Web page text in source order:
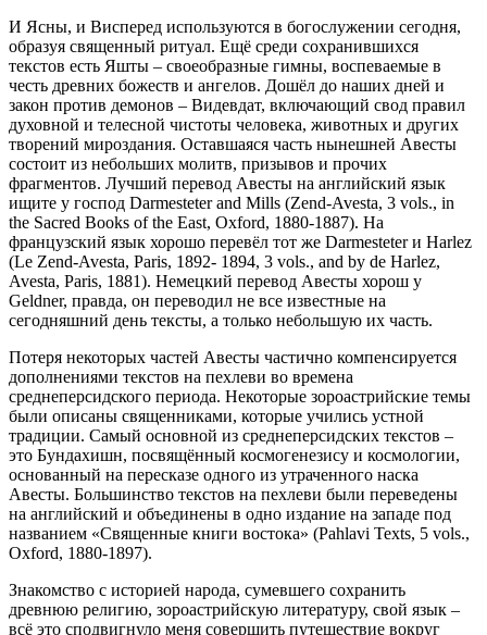
И Ясны, и Висперед используются в богослужении сегодня,
образуя священный ритуал. Ещё среди сохранившихся
текстов есть Яшты – своеобразные гимны, воспеваемые в
честь древних божеств и ангелов. Дошёл до наших дней и
закон против демонов – Видевдат, включающий свод правил
духовной и телесной чистоты человека, животных и других
творений мироздания. Оставшаяся часть нынешней Авесты
состоит из небольших молитв, призывов и прочих
фрагментов. Лучший перевод Авесты на английский язык
ищите у господ Darmesteter and Mills (Zend-Avesta, 3 vols., in
the Sacred Books of the East, Oxford, 1880-1887). На
французский язык хорошо перевёл тот же Darmesteter и Harlez
(Le Zend-Avesta, Paris, 1892- 1894, 3 vols., and by de Harlez,
Avesta, Paris, 1881). Немецкий перевод Авесты хорош у
Geldner, правда, он переводил не все известные на
сегодняшний день тексты, а только небольшую их часть.
Потеря некоторых частей Авесты частично компенсируется
дополнениями текстов на пехлеви во времена
среднеперсидского периода. Некоторые зороастрийские темы
были описаны священниками, которые учились устной
традиции. Самый основной из среднеперсидских текстов –
это Бундахишн, посвящённый космогенезису и космологии,
основанный на пересказе одного из утраченного наска
Авесты. Большинство текстов на пехлеви были переведены
на английский и объединены в одно издание на западе под
названием «Священные книги востока» (Pahlavi Texts, 5 vols.,
Oxford, 1880-1897).
Знакомство с историей народа, сумевшего сохранить
древнюю религию, зороастрийскую литературу, свой язык –
всё это сподвигнуло меня совершить путешествие вокруг